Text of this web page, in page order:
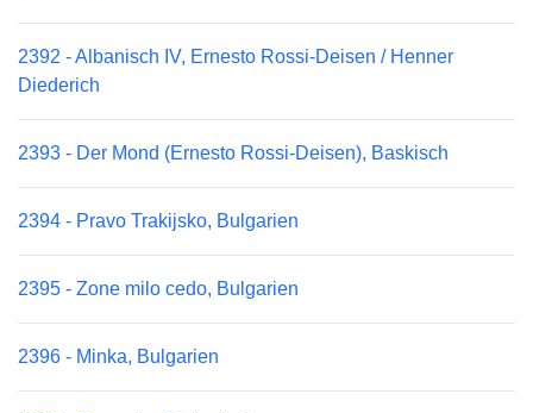
2392 - Albanisch IV, Ernesto Rossi-Deisen / Henner
Diederich
2393 - Der Mond (Ernesto Rossi-Deisen), Baskisch
2394 - Pravo Trakijsko, Bulgarien
2395 - Zone milo cedo, Bulgarien
2396 - Minka, Bulgarien